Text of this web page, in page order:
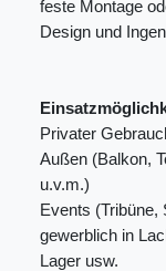
feste Montage
Design und
Privater
Außen (Balkon,
u.v.m.)
Events (Tribüne,
gewerblich in
Lager usw.